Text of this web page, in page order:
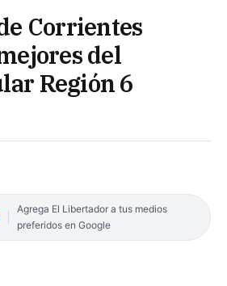
Corrientes
del
Región 6
Agrega El Libertador a tus medios
preferidos en Google